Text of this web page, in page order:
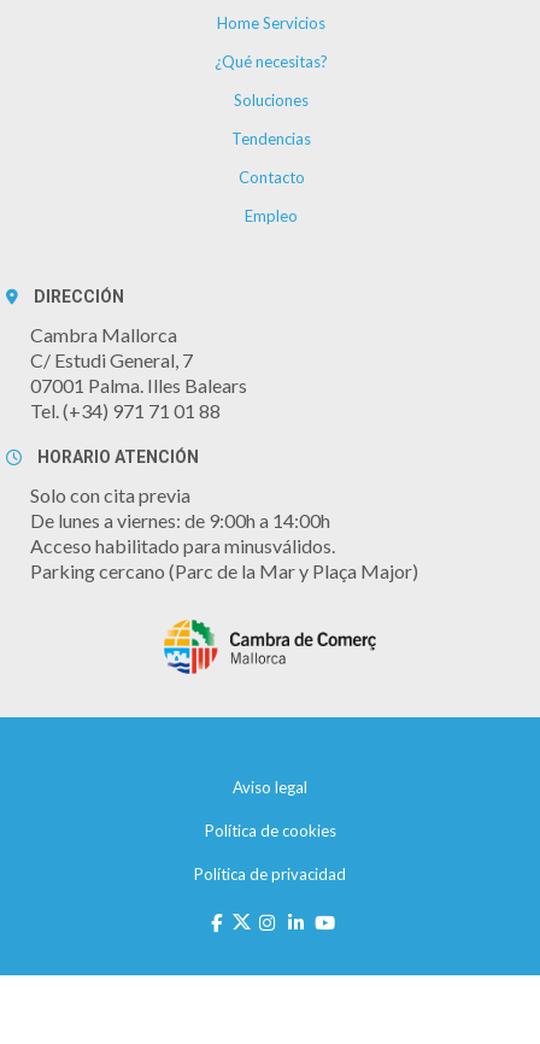
Home Servicios
¿Qué necesitas?
Soluciones
Tendencias
Contacto
Empleo
DIRECCIÓN
Cambra Mallorca
C/ Estudi General, 7
07001 Palma. Illes Balears
Tel. (+34) 971 71 01 88
HORARIO ATENCIÓN
Solo con cita previa
De lunes a viernes: de 9:00h a 14:00h
Acceso habilitado para minusválidos.
Parking cercano (Parc de la Mar y Plaça Major)
Aviso legal
Política de cookies
Política de privacidad